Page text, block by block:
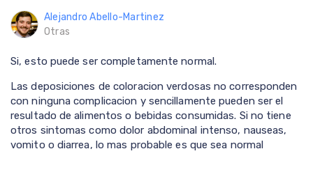
Alejandro Abello-Martinez
Otras
Si, esto puede ser completamente normal.
Las deposiciones de coloracion verdosas no corresponden
con ninguna complicacion y sencillamente pueden ser el
resultado de alimentos o bebidas consumidas. Si no tiene
otros sintomas como dolor abdominal intenso, nauseas,
vomito o diarrea, lo mas probable es que sea normal